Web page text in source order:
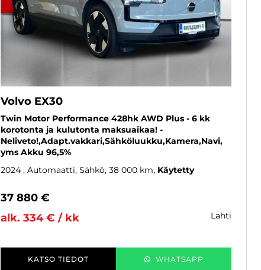
Volvo EX30
Twin Motor Performance 428hk AWD Plus - 6 kk
korotonta ja kulutonta maksuaikaa! -
Neliveto!,Adapt.vakkari,Sähköluukku,Kamera,Navi,
yms Akku 96,5%
2024 , Automaatti, Sähkö, 38 000 km Käytetty
37 880 €
alk. 334 € / kk
lahti
KATSO TIEDOT WHATSAPP